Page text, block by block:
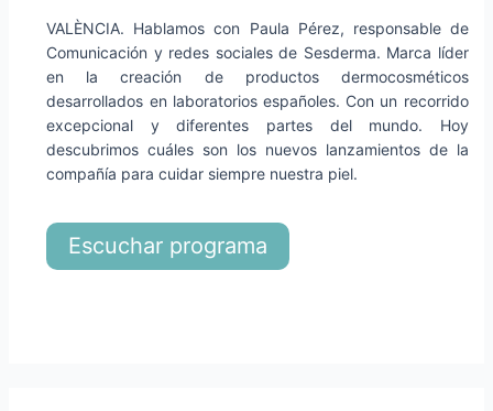
VALÈNCIA. Hablamos con Paula Pérez, responsable de
Comunicación y redes sociales de Sesderma. Marca líder
en la creación de productos dermocosméticos
desarrollados en laboratorios españoles. Con un recorrido
excepcional y diferentes partes del mundo. Hoy
descubrimos cuáles son los nuevos lanzamientos de la
compañía para cuidar siempre nuestra piel.
Escuchar programa